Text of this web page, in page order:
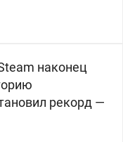
наконец
рекорд —